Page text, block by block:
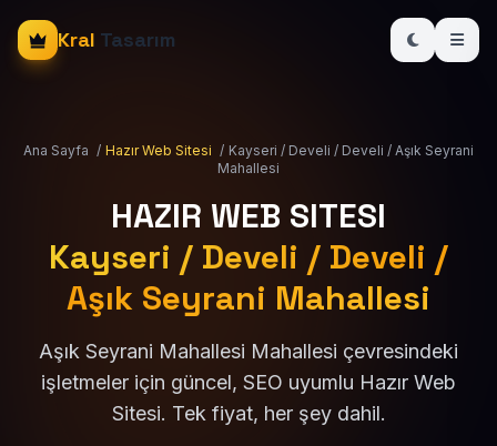
Kral Tasarım
Ana Sayfa / Hazır Web Sitesi / Kayseri / Develi / Develi / Aşık Seyrani
Mahallesi
HAZIR WEB SITESI
Kayseri / Develi / Develi /
Aşık Seyrani Mahallesi
Aşık Seyrani Mahallesi Mahallesi çevresindeki
işletmeler için güncel, SEO uyumlu Hazır Web
Sitesi. Tek fiyat, her şey dahil.